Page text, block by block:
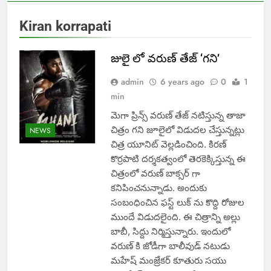
Kiran korrapati
NEWS
జులై లో వరుణ్ తేజ్ ‘గని’
admin 6 years ago 0
1
min
మెగా ప్రిన్స్ వరుణ్ తేజ్ నటిస్తున్న తాజా
చిత్రం గని జూలైలో విడుదల చేస్తున్నట్లు
చిత్ర యూనిట్ వెల్లడించింది. కిరణ్
కొర్రపాటి దర్శకత్వంలో తెరకెక్కిస్తున్న ఈ
చిత్రంలో వరుణ్ బాక్సర్ గా
కనిపించనున్నాడు. అందుకు
సంబంధించిన ఫస్ట్ లుక్ ను కొద్ది రోజుల
ముందే విడుదలైంది. ఈ చిత్రాన్ని అల్లు
బాబీ, సిద్దు నిర్మిస్తున్నారు. ఇందులో
వరుణ్ కి జోడీగా బాలీవుడ్ నటుడు
మహేష్ మంజ్రేకర్ కూతురు సయు